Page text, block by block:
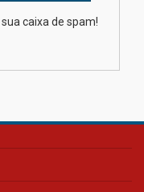
filhos além da
caixa de spam!